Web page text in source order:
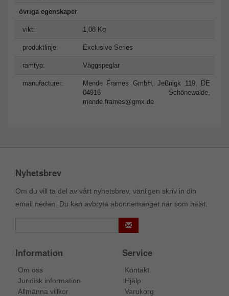
övriga egenskaper
vikt: 1,08 Kg
produktlinje: Exclusive Series
ramtyp: Väggspeglar
manufacturer:
Mende Frames GmbH, Jeßnigk 119, DE
04916 Schönewalde,
mende.frames@gmx.de
Nyhetsbrev
Om du vill ta del av vårt nyhetsbrev, vänligen skriv in din
email nedan. Du kan avbryta abonnemanget när som helst.
Information
Om oss
Juridisk information
Allmänna villkor
Service
Kontakt
Hjälp
Varukorg